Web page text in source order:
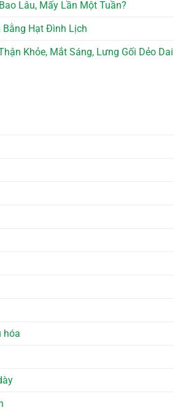
Lâu, Mấy Lần Một Tuần?
Bằng Hạt Đình Lịch
Khỏe, Mắt Sáng, Lưng Gối Dẻo Dai
hóa